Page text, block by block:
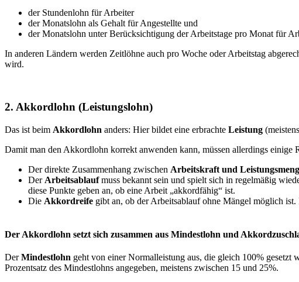
der Stundenlohn für Arbeiter
der Monatslohn als Gehalt für Angestellte und
der Monatslohn unter Berücksichtigung der Arbeitstage pro Monat für
In anderen Ländern werden Zeitlöhne auch pro Woche oder Arbeitstag
wird.
2. Akkordlohn (Leistungslohn)
Das ist beim Akkordlohn anders: Hier bildet eine erbrachte Leistung
Damit man den Akkordlohn korrekt anwenden kann, müssen allerdings einige
Der direkte Zusammenhang zwischen Arbeitskraft und
Der Arbeitsablaufmuss bekannt sein und spielt sich in regelmäßig
diese Punkte geben an, ob eine Arbeit „akkordfähig“ ist.
Die Akkordreife gibt an, ob der Arbeitsablauf ohne Mängel möglich
Der Akkordlohn setzt sich zusammen aus Mindestlohn und
DerMindestlohn geht von einer Normalleistung aus, die gleich 100%
Prozentsatz des Mindestlohns angegeben, meistens zwischen 15 und 25%.